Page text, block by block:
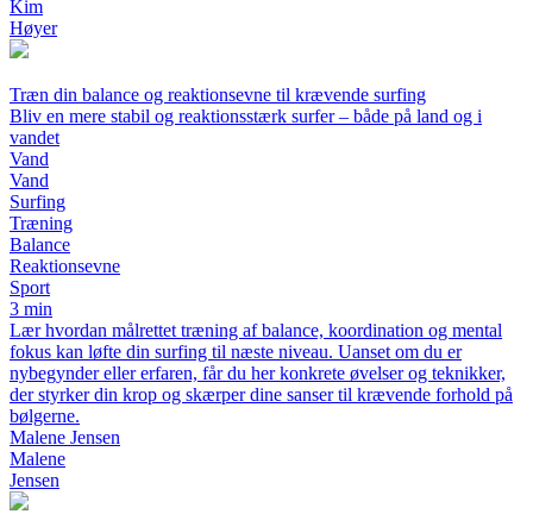
Kim
Høyer
Træn din balance og reaktionsevne til krævende surfing
Bliv en mere stabil og reaktionsstærk surfer – både på land og i
vandet
Vand
Vand
Surfing
Træning
Balance
Reaktionsevne
Sport
3 min
Lær hvordan målrettet træning af balance, koordination og mental
fokus kan løfte din surfing til næste niveau. Uanset om du er
nybegynder eller erfaren, får du her konkrete øvelser og teknikker,
der styrker din krop og skærper dine sanser til krævende forhold på
bølgerne.
Malene Jensen
Malene
Jensen